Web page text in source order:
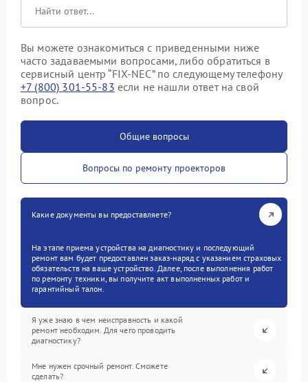
Вы можете ознакомиться с приведенными ниже
часто задаваемыми вопросами, либо обратиться в
сервисный центр “FIX-NEC” по следующему телефону
+7 (800) 301-55-83 если не нашли ответ на свой
вопрос.
Общие вопросы
Вопросы по ремонту проекторов
Какие документы вы предоставляете?
На этапе приема устройства на диагностику и последующий
ремонт вам будет предоставлен заказ-наряд с указанием страховых
обязательств на ваше устройство. Далее, после выполнения работ
по ремонту техники, вы получите акт выполненных работ и
гарантийный талон.
Я уже знаю в чем неисправность и какой
ремонт необходим. Для чего проводить
диагностику?
Мне нужен срочный ремонт. Сможете
сделать?